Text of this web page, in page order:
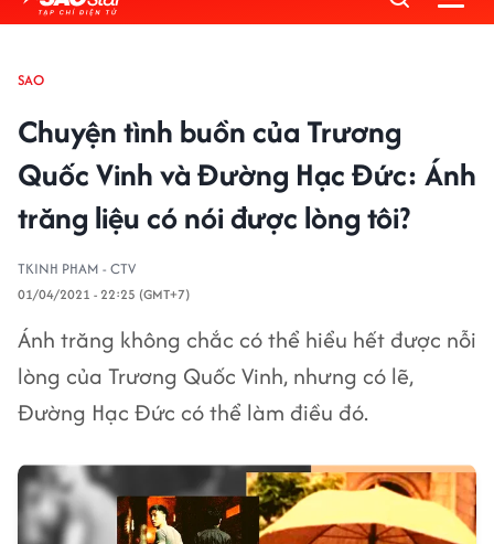
SAO
Chuyện tình buồn của Trương
Quốc Vinh và Đường Hạc Đức: Ánh
trăng liệu có nói được lòng tôi?
TKINH PHAM - CTV
01/04/2021 - 22:25 (GMT+7)
Ánh trăng không chắc có thể hiểu hết được nỗi
lòng của Trương Quốc Vinh, nhưng có lẽ,
Đường Hạc Đức có thể làm điều đó.